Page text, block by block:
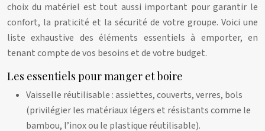
choix du matériel est tout aussi important pour garantir le
confort, la praticité et la sécurité de votre groupe. Voici une
liste exhaustive des éléments essentiels à emporter, en
tenant compte de vos besoins et de votre budget.
Les essentiels pour manger et boire
Vaisselle réutilisable : assiettes, couverts, verres, bols
(privilégier les matériaux légers et résistants comme le
bambou, l’inox ou le plastique réutilisable).